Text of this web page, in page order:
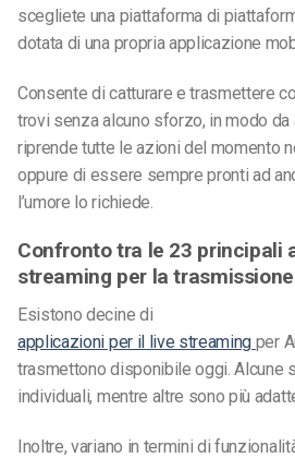
scegliete una piattaforma di
dotata di una propria applicazione
Consente di catturare e trasmettere
trovi senza alcuno sforzo, in modo da
riprende tutte le azioni del momento
oppure di essere sempre pronti ad
l’umore lo richiede.
Confronto tra le 23 principali
streaming per la
Esistono decine di
applicazioni per il live streaming per
trasmettono disponibile oggi. Alcune
individuali, mentre altre sono più
Inoltre, variano in termini di